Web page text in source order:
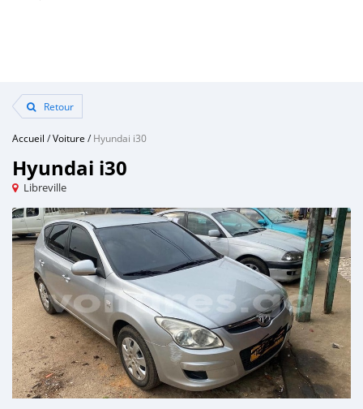
Retour
Accueil /Voiture /Hyundai i30
Hyundai i30
Libreville